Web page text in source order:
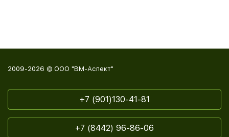
2009-2026 © ООО "ВМ-Аспект"
+7 (901)130-41-81
+7 (8442) 96-86-06